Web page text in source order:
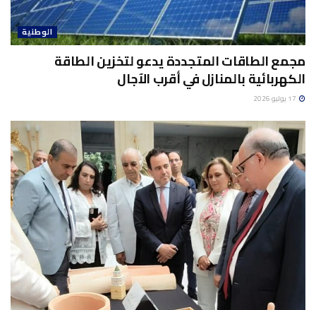
الوطنية
مجمع الطاقات المتجددة يدعو لتخزين الطاقة
الكهربائية بالمنازل في أقرب الآجال